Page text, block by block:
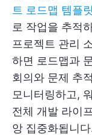
트 로드맵 템플릿
로 작업을 추적
프로젝트 관리
하면 로드맵과
회의와 문제 추
모니터링하고,
전체 개발 라이
앙 집중화됩니